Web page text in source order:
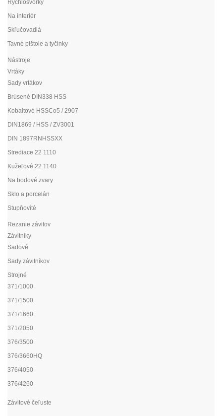
Rýchlosvorky
Na interiér
Skľučovadlá
Tavné pištole a tyčinky
Nástroje
Vrtáky
Sady vrtákov
Brúsené DIN338 HSS
Kobaltové HSSCo5 / 2907
DIN1869 / HSS / ZV3001
DIN 1897RNHSSXX
Strediace 22 1110
Kužeľové 22 1140
Na bodové zvary
Sklo a porcelán
Stupňovité
Rezanie závitov
Závitníky
Sadové
Sady závitníkov
Strojné
371/1000
371/1500
371/1660
371/2050
376/3500
376/3660HQ
376/4050
376/4260
Závitové čeľuste